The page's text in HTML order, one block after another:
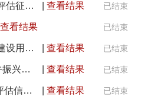
已结束
安徽怀远经济开发区四至范围调整和主导产业变更社会稳定风险评估征询意见公示 查看结果
已结束
查看结果
已结束
【面向社会公众】关于向社会公开征求《怀远县农村集体经营性建设用地使用暂行管理办法（试行）》意见的公告 查看结果
已结束
【面向社会公众】关于向社会公开征求《怀远县“秸秆变肉”暨肉牛振兴计划实施方案（征求意见稿）》意见的... 查看结果
已结束
【公众征集】S63怀远至凤台高速公路蚌埠段工程社会稳定风险评估信息公开及意见征求 查看结果